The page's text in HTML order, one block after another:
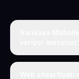
Evet, Sarıkaya